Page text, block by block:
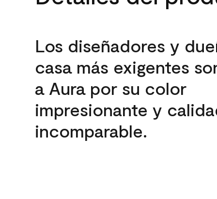
Los diseñadores y
casa más exigentes
a Aura por su color
impresionante y
incomparable.